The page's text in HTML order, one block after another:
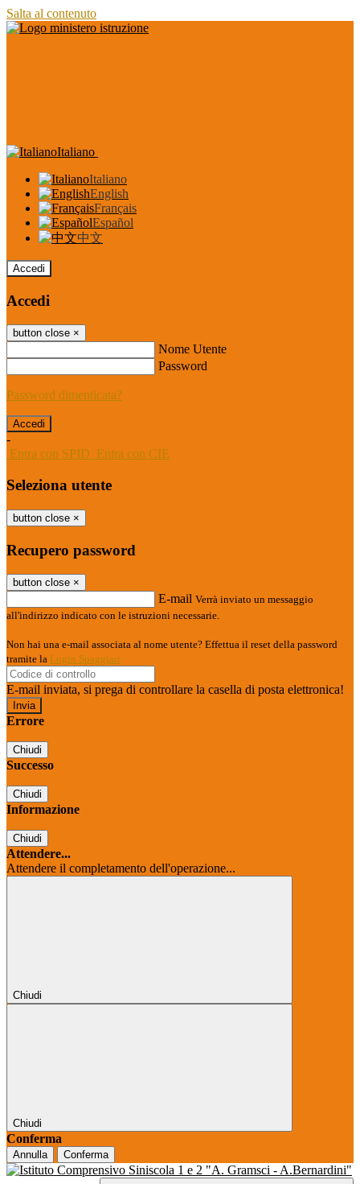
Salta al contenuto
Italiano
Italiano
English
Français
Español
中文
Accedi
Accedi
button close ×
Nome Utente
Password
Password dimenticata?
-
Entra con SPID Entra con CIE
Seleziona utente
button close ×
Recupero password
button close ×
E-mail Verrà inviato un messaggio
all'indirizzo indicato con le istruzioni necessarie.
Non hai una e-mail associata al nome utente? Effettua il reset della password
tramite la Login Spaggiari
E-mail inviata, si prega di controllare la casella di posta elettronica!
Errore
Chiudi
Successo
Chiudi
Informazione
Chiudi
Attendere...
Attendere il completamento dell'operazione...
Chiudi
Chiudi
Conferma
Annulla Conferma